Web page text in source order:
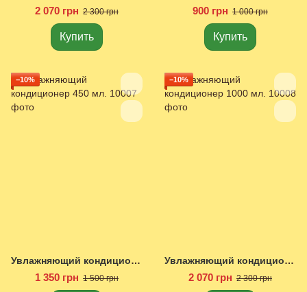
2 070 грн 2 300 грн
Купить
900 грн 1 000 грн
Купить
−10%
Увлажняющий кондиционер 450 мл.
1 350 грн 1 500 грн
−10%
Увлажняющий кондиционер 1000 мл.
2 070 грн 2 300 грн